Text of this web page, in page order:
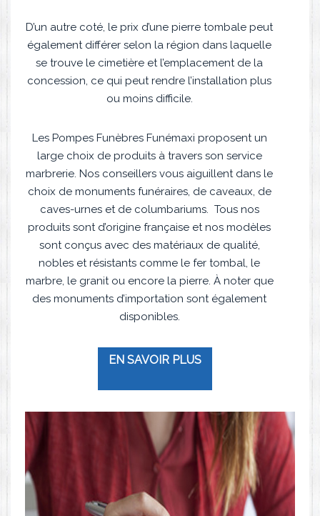
D’un autre coté, le prix d’une pierre tombale peut
également différer selon la région dans laquelle
se trouve le cimetière et l’emplacement de la
concession, ce qui peut rendre l’installation plus
ou moins difficile.
Les Pompes Funèbres Funémaxi proposent un
large choix de produits à travers son service
marbrerie. Nos conseillers vous aiguillent dans le
choix de monuments funéraires, de caveaux, de
caves-urnes et de columbariums. Tous nos
produits sont d’origine française et nos modèles
sont conçus avec des matériaux de qualité,
nobles et résistants comme le fer tombal, le
marbre, le granit ou encore la pierre. À noter que
des monuments d’importation sont également
disponibles.
EN SAVOIR PLUS